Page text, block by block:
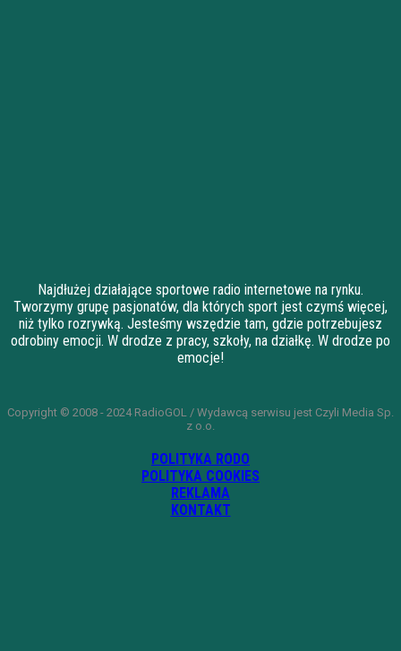
Najdłużej działające sportowe radio internetowe na rynku.
Tworzymy grupę pasjonatów, dla których sport jest czymś więcej,
niż tylko rozrywką. Jesteśmy wszędzie tam, gdzie potrzebujesz
odrobiny emocji. W drodze z pracy, szkoły, na działkę. W drodze po
emocje!
Copyright © 2008 - 2024 RadioGOL / Wydawcą serwisu jest Czyli Media Sp.
z o.o.
POLITYKA RODO
POLITYKA COOKIES
REKLAMA
KONTAKT